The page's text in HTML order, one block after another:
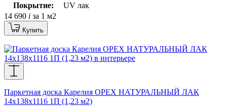
Покрытие:
UV лак
14 690 i за 1 м2
Купить
Паркетная доска Карелия ОРЕХ НАТУРАЛЬНЫЙ ЛАК
14x138x1116 1П (1,23 м2)